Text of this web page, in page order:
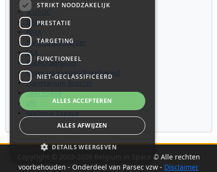
B.USOC
BEOP
BIRA
Euro Space Center
ESA
ESERO Belgium
Federaal Wetenschapsbeleid
Planetarium Brussel
Spacepage
VRI
Wallonie Espace
Copyright © 2003-2026 Belgium in Space © Alle rechten
voorbehouden - Onderdeel van Parsec vzw - Disclaimer
STRIKT NOODZAKELIJK
PRESTATIE
TARGETING
FUNCTIONEEL
NIET-GECLASSIFICEERD
ALLES ACCEPTEREN
ALLES AFWIJZEN
DETAILS WEERGEVEN